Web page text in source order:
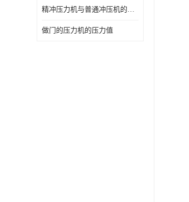
精冲压力机与普通冲压机的区别
做门的压力机的压力值